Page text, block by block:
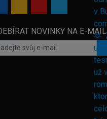
NOVINKY NA E-MAIL